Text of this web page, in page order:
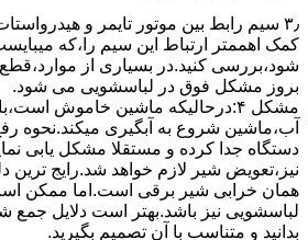
۳٫ ﺳﯿﻢ راﺑﻂ ﺑﯿﻦ ﻣﻮﺗﻮر ﺗﺎﯾﻤﺮ و
کمک اهممتر ارﺗﺒﺎط اﯾﻦ ﺳﯿﻢ را،ﮐﻪ
ﺷﻮد،بررسی ﮐﻨﯿﺪ.در ﺑﺴﯿﺎری از
ﺑﺮوز مشکل ﻓﻮق در لباسشویی می شود.
مشکل ۴:درحالیکه ﻣﺎﺷﯿﻦ ﺧﺎﻣﻮش
آب،ﻣﺎﺷﯿﻦ ﺷﺮوع ﺑﻪ آﺑﮕﯿﺮی میکند.نحوه
دستگاه جدا کرده و مستقلا مشکل یابی
نیز،تعویض شیر لازم خواهد شد.رایج ترین
همان خرابی شیر برقی است.اما ممکن است
لباسشویی نیز باشد.بهتر است دلایل جمع
بدانید و متناسب با آن تصمیم بگیرید.